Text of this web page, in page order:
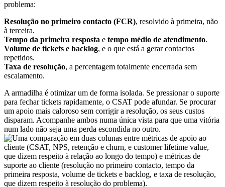
problema:
Resolução no primeiro contacto (FCR), resolvido à primeira, não
à terceira.
Tempo da primeira resposta e tempo médio de atendimento.
Volume de tickets e backlog, e o que está a gerar contactos
repetidos.
Taxa de resolução, a percentagem totalmente encerrada sem
escalamento.
A armadilha é otimizar um de forma isolada. Se pressionar o suporte
para fechar tickets rapidamente, o CSAT pode afundar. Se procurar
um apoio mais caloroso sem corrigir a resolução, os seus custos
disparam. Acompanhe ambos numa única vista para que uma vitória
num lado não seja uma perda escondida no outro.